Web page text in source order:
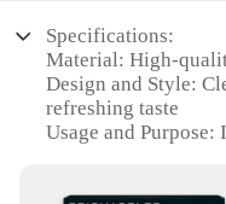
Specifications:
Material: High-
Design and Style:
refreshing taste
Usage and
Typical Adaptive